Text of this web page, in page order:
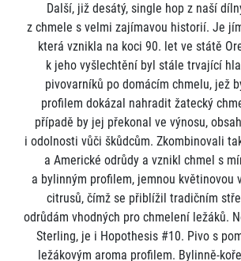
Další, již desátý, single hop z naší
z chmele s velmi zajímavou historií. Je
která vznikla na koci 90. let ve státě
k jeho vyšlechtění byl stále trvající
pivovarníků po domácím chmelu, jež
profilem dokázal nahradit žatecký
případě by jej překonal ve výnosu,
i odolnosti vůči škůdcům. Zkombinovali
a Americké odrůdy a vznikl chmel s
a bylinným profilem, jemnou květinovou
citrusů, čímž se přiblížil tradičním
odrůdám vhodných pro chmelení ležáků.
Sterling, je i Hopothesis #10. Pivo s
ležákovým aroma profilem. Bylinně-